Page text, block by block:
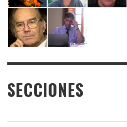
SECCIONES